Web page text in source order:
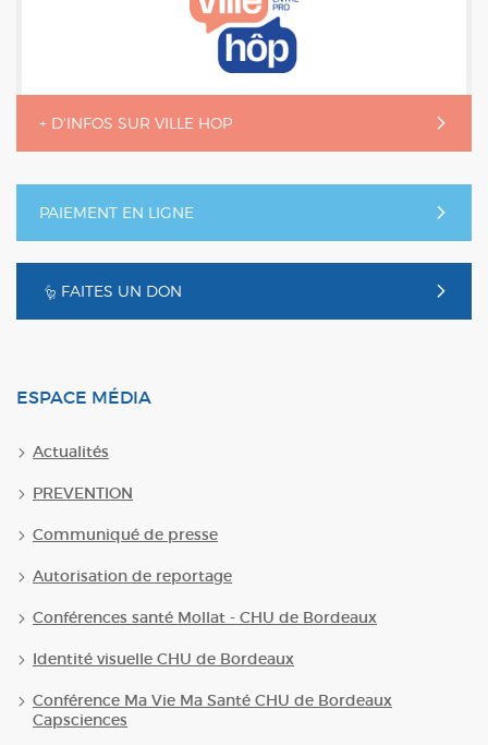
+ D'INFOS SUR VILLE HOP
PAIEMENT EN LIGNE
FAITES UN DON
ESPACE MÉDIA
Actualités
PREVENTION
Communiqué de presse
Autorisation de reportage
Conférences santé Mollat - CHU de Bordeaux
Identité visuelle CHU de Bordeaux
Conférence Ma Vie Ma Santé CHU de Bordeaux
Capsciences